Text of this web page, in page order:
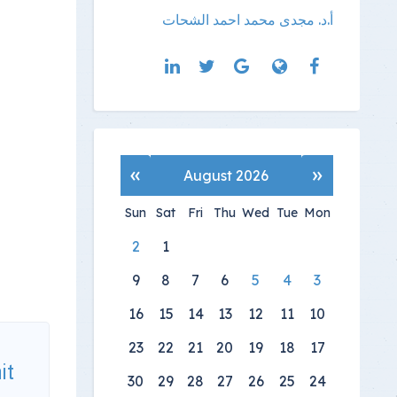
أ.د. مجدى محمد احمد الشحات
«
August 2026
»
Mon
Tue
Wed
Thu
Fri
Sat
Sun
1
2
3
4
5
6
7
8
9
10
11
12
13
14
15
16
17
18
19
20
21
22
23
24
25
26
27
28
29
30